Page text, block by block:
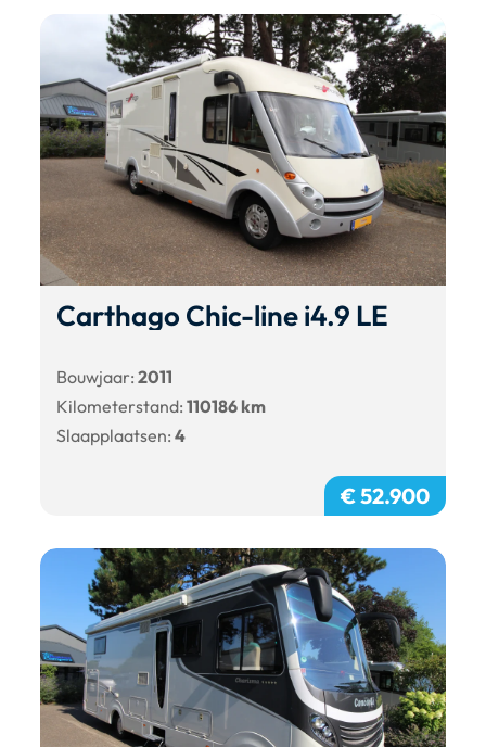
Carthago Chic-line i4.9 LE
Bouwjaar:2011
Kilometerstand:110186 km
Slaapplaatsen:4
€ 52.900